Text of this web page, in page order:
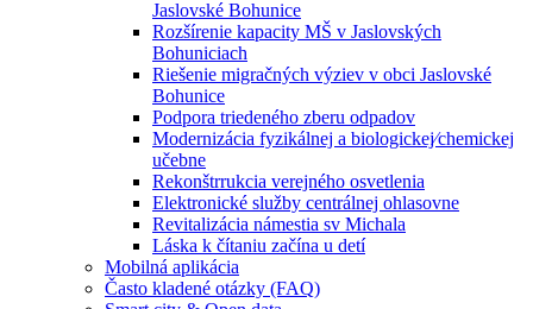
Jaslovské Bohunice
Rozšírenie kapacity MŠ v Jaslovských
Bohuniciach
Riešenie migračných výziev v obci Jaslovské
Bohunice
Podpora triedeného zberu odpadov
Modernizácia fyzikálnej a biologickej⁄chemickej
učebne
Rekonštrrukcia verejného osvetlenia
Elektronické služby centrálnej ohlasovne
Revitalizácia námestia sv Michala
Láska k čítaniu začína u detí
Mobilná aplikácia
Často kladené otázky (FAQ)